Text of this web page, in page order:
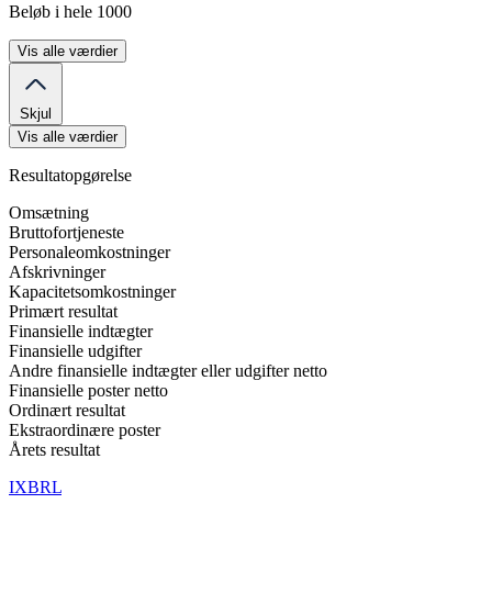
Beløb i hele 1000
Vis alle værdier
Skjul
Vis alle værdier
Resultatopgørelse
Omsætning
Bruttofortjeneste
Personaleomkostninger
Afskrivninger
Kapacitetsomkostninger
Primært resultat
Finansielle indtægter
Finansielle udgifter
Andre finansielle indtægter eller udgifter netto
Finansielle poster netto
Ordinært resultat
Ekstraordinære poster
Årets resultat
IXBRL